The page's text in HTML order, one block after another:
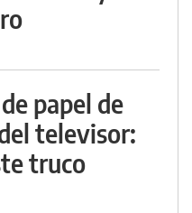
papel de
televisor:
truco